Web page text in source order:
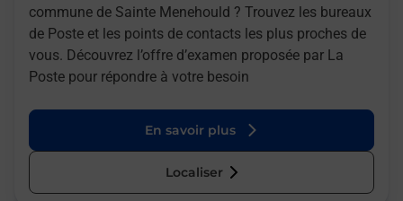
commune de Sainte Menehould ? Trouvez les bureaux
de Poste et les points de contacts les plus proches de
vous. Découvrez l’offre d’examen proposée par La
Poste pour répondre à votre besoin
En savoir plus
Localiser